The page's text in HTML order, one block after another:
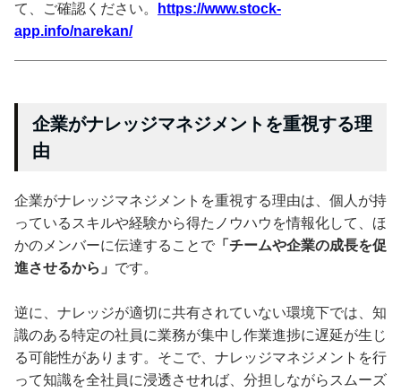
て、ご確認ください。
https://www.stock-
app.info/narekan/
企業がナレッジマネジメントを重視する理
由
企業がナレッジマネジメントを重視する理由は、個人が持
っているスキルや経験から得たノウハウを情報化して、ほ
かのメンバーに伝達することで 「チームや企業の成長を促
進させるから」 です。
逆に、ナレッジが適切に共有されていない環境下では、知
識のある特定の社員に業務が集中し作業進捗に遅延が生じ
る可能性があります。そこで、ナレッジマネジメントを行
って知識を全社員に浸透させれば、分担しながらスムーズ